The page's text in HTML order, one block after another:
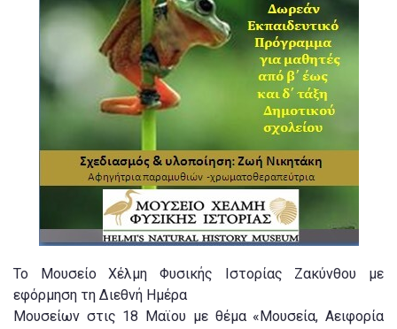
To Μουσείο Χέλμη Φυσικής Ιστορίας Ζακύνθου με
εφόρμηση τη Διεθνή Ημέρα
Μουσείων στις 18 Μαϊου με θέμα «Μουσεία, Αειφορία